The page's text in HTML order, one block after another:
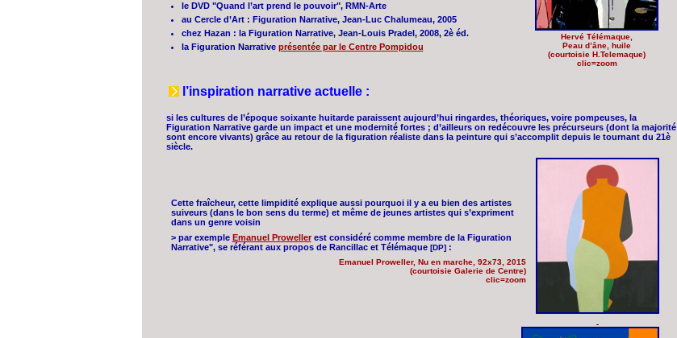
le DVD "Quand l’art prend le pouvoir", RMN-Arte
au Cercle d’Art : Figuration Narrative, Jean-Luc Chalumeau, 2005
chez Hazan : la Figuration Narrative, Jean-Louis Pradel, 2008, 2è éd.
la Figuration Narrative présentée par le Centre Pompidou
Hervé Télémaque,
Peau d’âne, huile
(courtoisie H.Telemaque)
clic=zoom
l’inspiration narrative actuelle :
si les cultures de l’époque soixante huitarde paraissent aujourd’hui ringardes, théoriques, voire pompeuses, la
Figuration Narrative garde un impact et une modernité fortes ; d’ailleurs on redécouvre les précurseurs (dont la majorité
sont encore vivants) grâce au retour de la figuration réaliste dans la peinture qui s’accomplit depuis le tournant du 21è
siècle.
Cette fraîcheur, cette limpidité explique aussi pourquoi il y a eu bien des artistes
suiveurs (dans le bon sens du terme) et même de jeunes artistes qui s’expriment
dans un genre voisin
> par exemple Emanuel Prowellerest considéré comme membre de la Figuration
Narrative", se référant aux propos de Rancillac et Télémaque [DP]:
Emanuel Proweller, Nu en marche, 92x73, 2015
(courtoisie Galerie de Centre)
clic=zoom